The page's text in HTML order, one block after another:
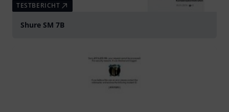
TESTBERICHT
Shure SM 7B